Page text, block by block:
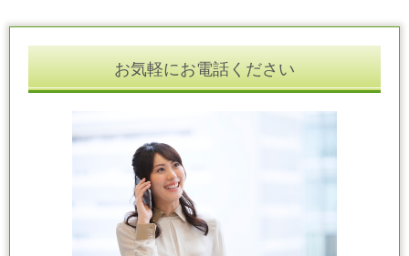
お気軽にお電話ください